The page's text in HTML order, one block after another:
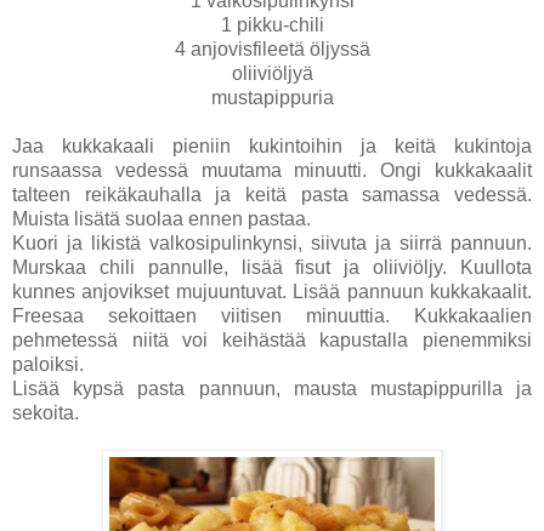
1 pikku-chili
4 anjovisfileetä öljyssä
oliiviöljyä
mustapippuria
Jaa kukkakaali pieniin kukintoihin ja keitä kukintoja
runsaassa vedessä muutama minuutti. Ongi kukkakaalit
talteen reikäkauhalla ja keitä pasta samassa vedessä.
Muista lisätä suolaa ennen pastaa.
Kuori ja likistä valkosipulinkynsi, siivuta ja siirrä pannuun.
Murskaa chili pannulle, lisää fisut ja oliiviöljy. Kuullota
kunnes anjovikset mujuuntuvat. Lisää pannuun kukkakaalit.
Freesaa sekoittaen viitisen minuuttia. Kukkakaalien
pehmetessä niitä voi keihästää kapustalla pienemmiksi
paloiksi.
Lisää kypsä pasta pannuun, mausta mustapippurilla ja
sekoita.